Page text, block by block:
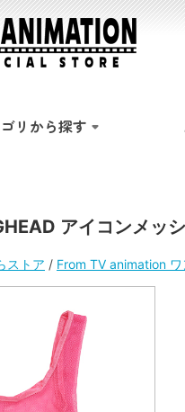
リから探す
アイコンメッ
ストア / From TV animation ワ